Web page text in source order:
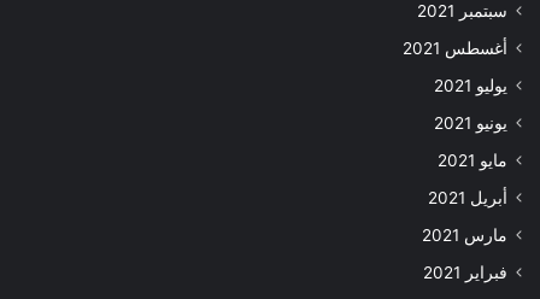
سبتمبر 2021
أغسطس 2021
يوليو 2021
يونيو 2021
مايو 2021
أبريل 2021
مارس 2021
فبراير 2021